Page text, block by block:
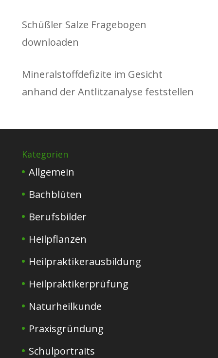
Schüßler Salze Fragebogen
downloaden
Mineralstoffdefizite im Gesicht
anhand der Antlitzanalyse feststellen
Kategorien
Allgemein
Bachblüten
Berufsbilder
Heilpflanzen
Heilpraktikerausbildung
Heilpraktikerprüfung
Naturheilkunde
Praxisgründung
Schulportraits